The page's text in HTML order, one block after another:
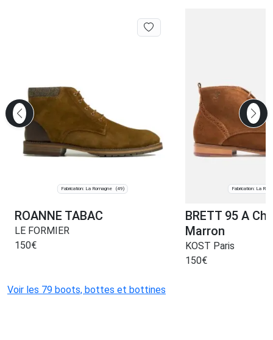
Fabrication: La Romagne (49)
ROANNE TABAC
LE FORMIER
150€
Fabrication: La
BRETT 95 A
Marron
KOST Paris
150€
Voir les 79 boots, bottes et bottines